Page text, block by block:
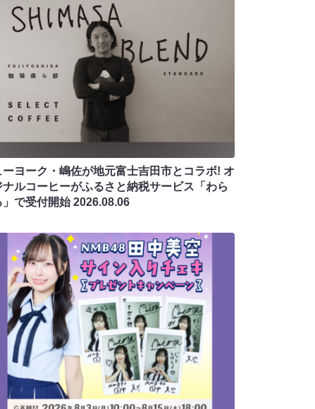
ーヨーク・嶋佐が地元富士吉田市とコラボ! オ
ナルコーヒーがふるさと納税サービス「わら
」で受付開始2026.08.06